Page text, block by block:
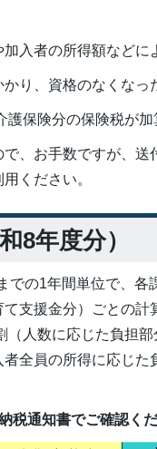
入者の所得額などに
り、資格のなくなっ
保険分の保険税が加
、お手数ですが、送
ください。
8年度分）
での1年間単位で、各
支援金分）ごとの計
（人数に応じた負担
全員の所得に応じ
税通知書でご確認くだ